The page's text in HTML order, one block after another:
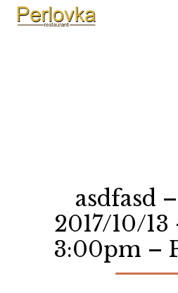
asdfasd
2017/10/
3:00pm –